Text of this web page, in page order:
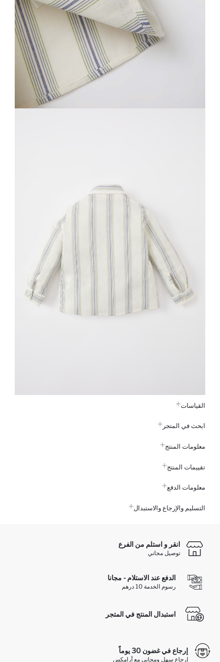
القياسات
ابحث في المتجر
معلومات المنتج
تقييمات المنتج
معلومات الدفع
التسليم والإرجاع والاستبدال
انقر و استلم من الفرع
توصيل مجاني
الدفع عند الاستلام - مجانا
رسوم الخدمة 10 درهم
استبدال المنتج في المتجر
إرجاع في غضون 30 يوماً
إرجاع سهل ومجاني مع أرامكس